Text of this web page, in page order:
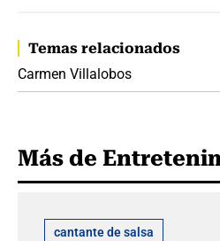
Temas relacionados
Carmen Villalobos
Más de
cantante de salsa